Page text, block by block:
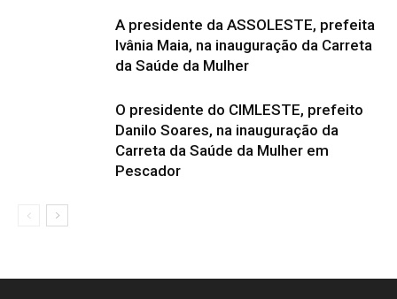
A presidente da ASSOLESTE, prefeita
Ivânia Maia, na inauguração da Carreta
da Saúde da Mulher
O presidente do CIMLESTE, prefeito
Danilo Soares, na inauguração da
Carreta da Saúde da Mulher em
Pescador